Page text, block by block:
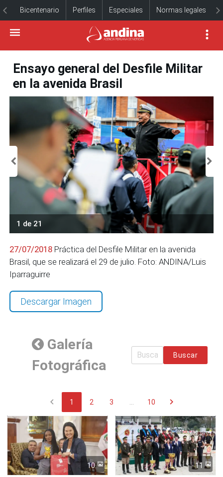
Bicentenario Perfiles Especiales Normas legales
Ensayo general del Desfile Militar
en la avenida Brasil
1 de 21
27/07/2018 Práctica del Desfile Militar en la avenida
Brasil, que se realizará el 29 de julio. Foto: ANDINA/Luis
Iparraguirre
Descargar Imagen
Galería
Fotográfica
Buscar
chevron_left 1 2 3 10 chevron_right
10 11